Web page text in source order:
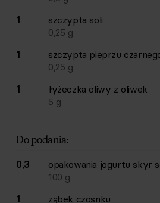
1
szczypta soli
0,25 g
1
szczypta pieprzu
0,25 g
1
łyżeczka oliwy z oliwek
5 g
Do podania:
0,3 opakowania jogurtu skyr
100 g
1
ząbek czosnku